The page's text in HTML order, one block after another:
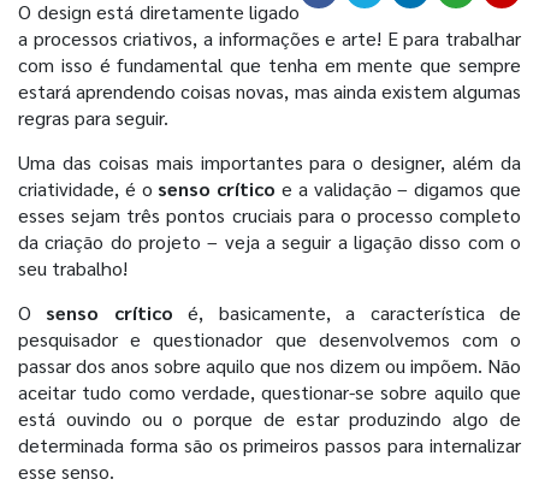
O design está diretamente ligado
a processos criativos, a informações e arte! E para trabalhar
com isso é fundamental que tenha em mente que sempre
estará aprendendo coisas novas, mas ainda existem algumas
regras para seguir.
Uma das coisas mais importantes para o designer, além da
criatividade, é o senso crítico e a validação – digamos que
esses sejam três pontos cruciais para o processo completo
da criação do projeto – veja a seguir a ligação disso com o
seu trabalho!
O senso crítico é, basicamente, a característica de
pesquisador e questionador que desenvolvemos com o
passar dos anos sobre aquilo que nos dizem ou impõem. Não
aceitar tudo como verdade, questionar-se sobre aquilo que
está ouvindo ou o porque de estar produzindo algo de
determinada forma são os primeiros passos para internalizar
esse senso.